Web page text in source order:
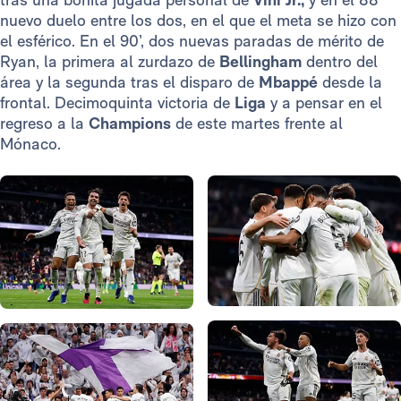
nuevo duelo entre los dos, en el que el meta se hizo con
el esférico. En el 90’, dos nuevas paradas de mérito de
Ryan, la primera al zurdazo de Bellingham dentro del
área y la segunda tras el disparo de Mbappé desde la
frontal. Decimoquinta victoria de Liga y a pensar en el
regreso a la Champions de este martes frente al
Mónaco.